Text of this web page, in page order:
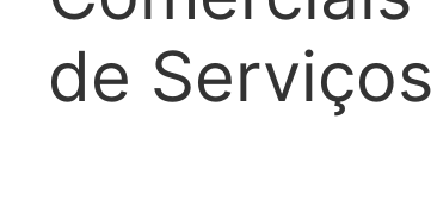
de Serviços